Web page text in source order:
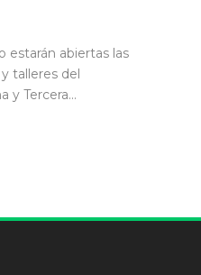
estarán abiertas las
talleres del
y Tercera...